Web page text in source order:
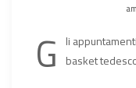
G li
basket